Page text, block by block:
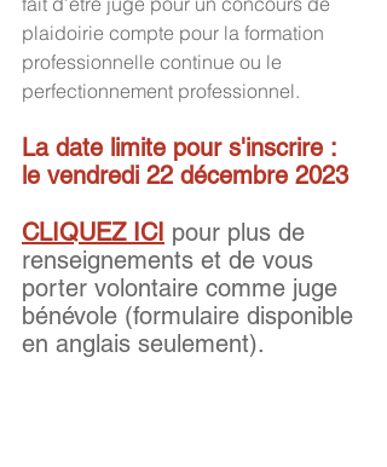
plaidoirie compte pour la formation
professionnelle continue ou le
perfectionnement professionnel.
La date limite pour s'inscrire :
le vendredi 22 décembre 2023
CLIQUEZ ICI pour plus de
renseignements et de vous
porter volontaire comme juge
bénévole (formulaire disponible
en anglais seulement).